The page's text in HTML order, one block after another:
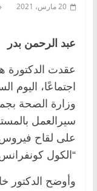
20 مارس، 2021
عبد الرحمن بدر
عقدت الدكتورة
اجتماعًا، اليوم
وزارة الصحة
سيرالعمل
على لقاح فيروس
“الكول
وأوضح الدكتور